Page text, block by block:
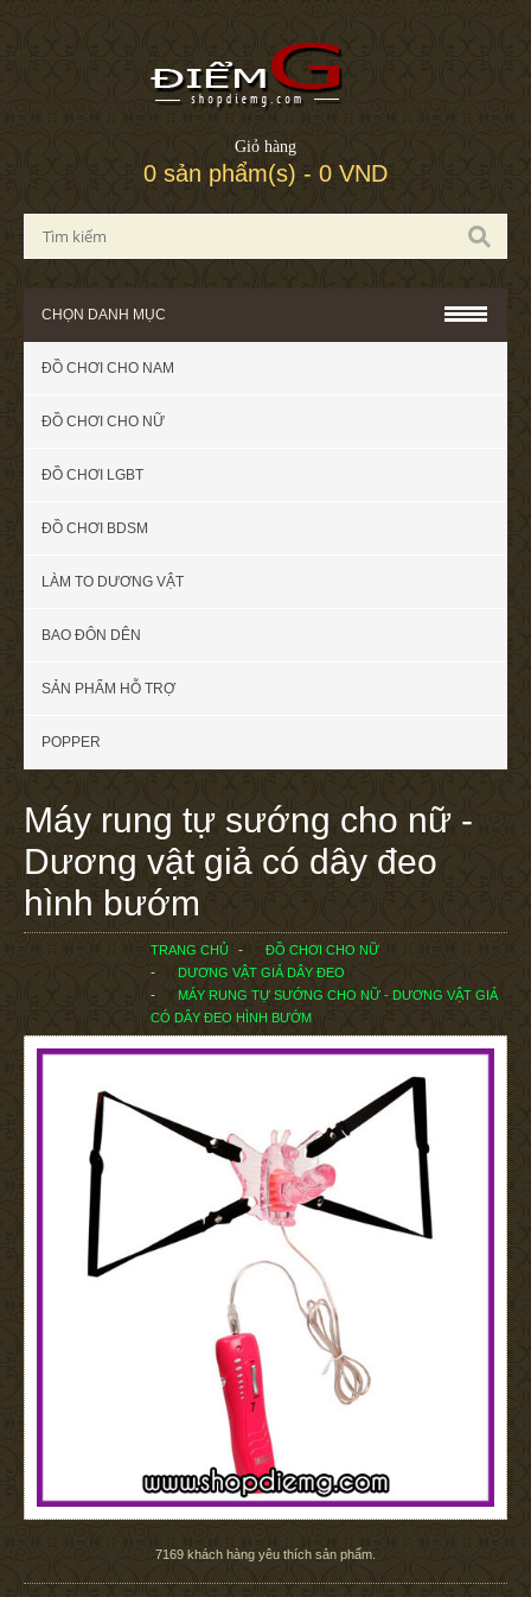
Giỏ hàng
0 sản phẩm(s) - 0 VND
CHỌN DANH MỤC
ĐỒ CHƠI CHO NAM
ĐỒ CHƠI CHO NỮ
ĐỒ CHƠI LGBT
ĐỒ CHƠI BDSM
LÀM TO DƯƠNG VẬT
BAO ĐÔN DÊN
SẢN PHẨM HỖ TRỢ
POPPER
Máy rung tự sướng cho nữ -
Dương vật giả có dây đeo
hình bướm
TRANG CHỦ
ĐỒ CHƠI CHO NỮ
DƯƠNG VẬT GIẢ DÂY ĐEO
MÁY RUNG TỰ SƯỚNG CHO NỮ - DƯƠNG VẬT GIẢ
CÓ DÂY ĐEO HÌNH BƯỚM
7169 khách hàng yêu thích sản phẩm.